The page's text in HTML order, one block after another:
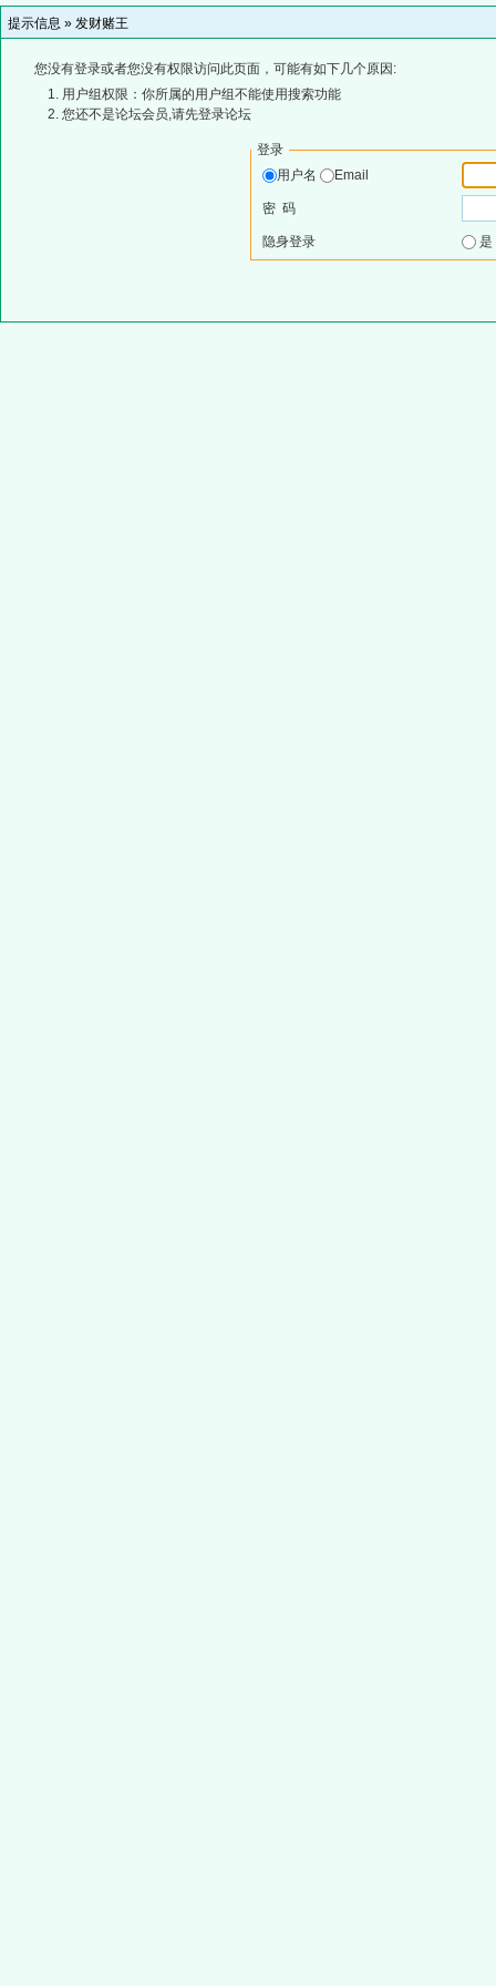
提示信息 » 发财赌王
您没有登录或者您没有权限访问此页面，可能有如下几个原因:
用户组权限：你所属的用户组不能使用搜索功能
您还不是论坛会员,请先登录论坛
登录
用户名
Email
密 码
隐身登录